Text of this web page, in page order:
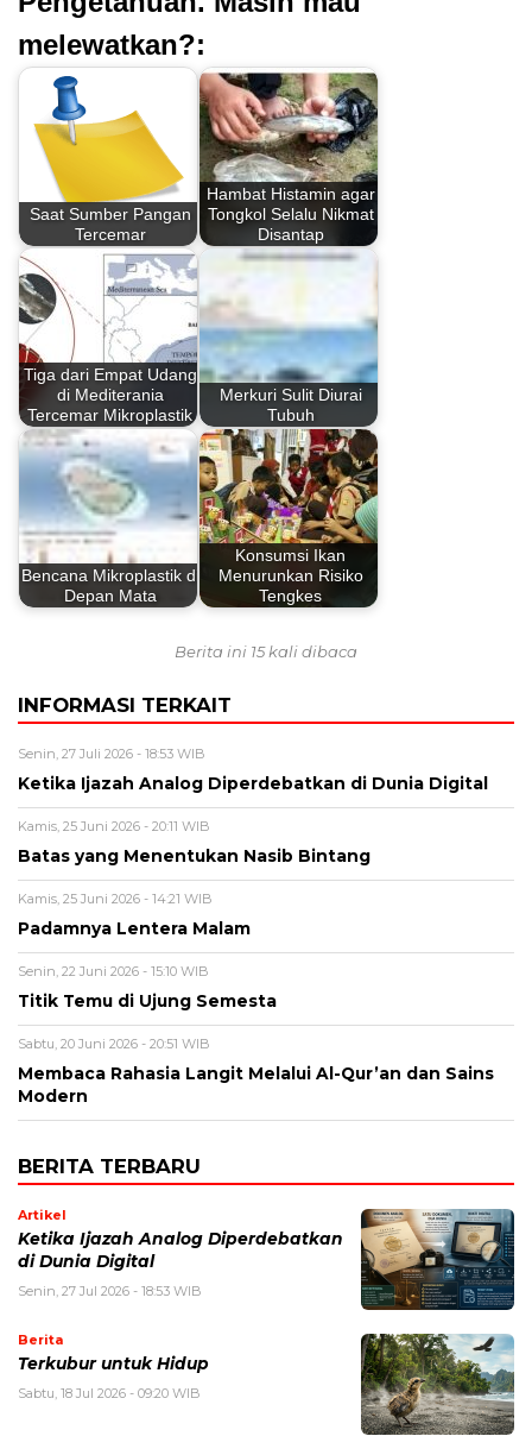
melewatkan?:
Saat Sumber Pangan
Tercemar
Hambat Histamin agar
Tongkol Selalu Nikmat
Disantap
Tiga dari Empat Udang
di Mediterania
Tercemar Mikroplastik
Merkuri Sulit Diurai
Tubuh
Bencana Mikroplastik di
Depan Mata
Konsumsi Ikan
Menurunkan Risiko
Tengkes
Berita ini 15 kali dibaca
INFORMASI TERKAIT
Senin, 27 Juli 2026 - 18:53 WIB
Ketika Ijazah Analog Diperdebatkan di Dunia Digital
Kamis, 25 Juni 2026 - 20:11 WIB
Batas yang Menentukan Nasib Bintang
Kamis, 25 Juni 2026 - 14:21 WIB
Padamnya Lentera Malam
Senin, 22 Juni 2026 - 15:10 WIB
Titik Temu di Ujung Semesta
Sabtu, 20 Juni 2026 - 20:51 WIB
Membaca Rahasia Langit Melalui Al-Qur’an dan Sains
Modern
BERITA TERBARU
Artikel
Ketika Ijazah Analog Diperdebatkan
di Dunia Digital
Senin, 27 Jul 2026 - 18:53 WIB
Berita
Terkubur untuk Hidup
Sabtu, 18 Jul 2026 - 09:20 WIB